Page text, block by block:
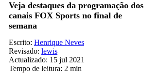
Veja destaques da programação dos
canais FOX Sports no final de
semana
Escrito: Henrique Neves
Revisado: lewis
Actualizado: 15 jul 2021
Tempo de leitura: 2 min